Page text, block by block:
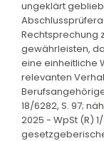
ungeklärt
Rechtsprechung
gewährleisten,
eine einheitliche
relevanten
18/6282, S. 97;
2025 - WpSt (R)